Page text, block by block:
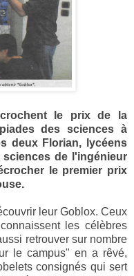
le prix de la
des sciences à
deux Florian, lycéens
de l'ingénieur
le premier prix
leur Goblox. Ceux
les célèbres
retrouver sur nombre
le campus" en a rêvé,
consignés qui sert